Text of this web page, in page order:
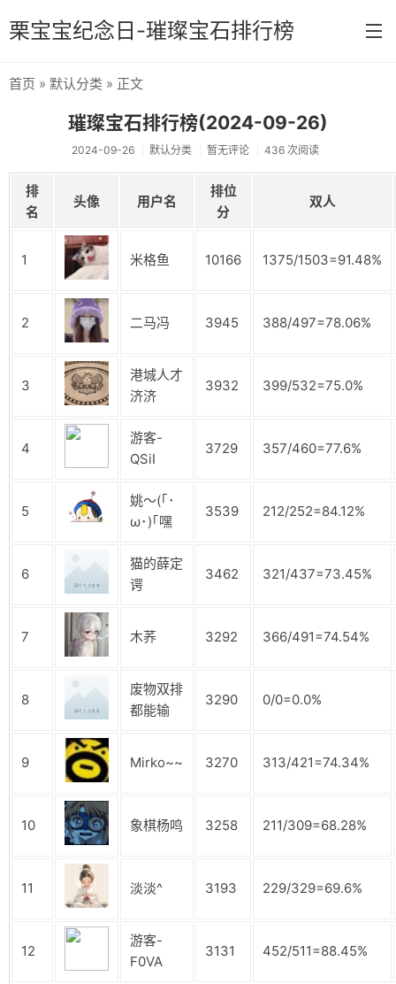
栗宝宝纪念日-璀璨宝石排行榜
分类
默认分类
首页 » 默认分类 » 正文
璀璨宝石排行榜(2024-09-26)
2024-09-26 默认分类 暂无评论 436 次阅读
排
名
头像 用户名
排位
分
双人
1 米格鱼 10166 1375/1503=91.48%
2 二马冯 3945 388/497=78.06%
3
港城人才
济济
3932 399/532=75.0%
4
游客-
QSiI
3729 357/460=77.6%
5
姚～(｢･
ω･)｢嘿
3539 212/252=84.12%
6
猫的薛定
谔
3462 321/437=73.45%
7 木荞 3292 366/491=74.54%
8
废物双排
都能输
3290 0/0=0.0%
9 Mirko~~ 3270 313/421=74.34%
10 象棋杨鸣 3258 211/309=68.28%
11 淡淡^ 3193 229/329=69.6%
12
游客-
F0VA
3131 452/511=88.45%